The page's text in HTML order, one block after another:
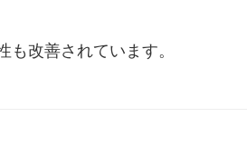
改善されています。